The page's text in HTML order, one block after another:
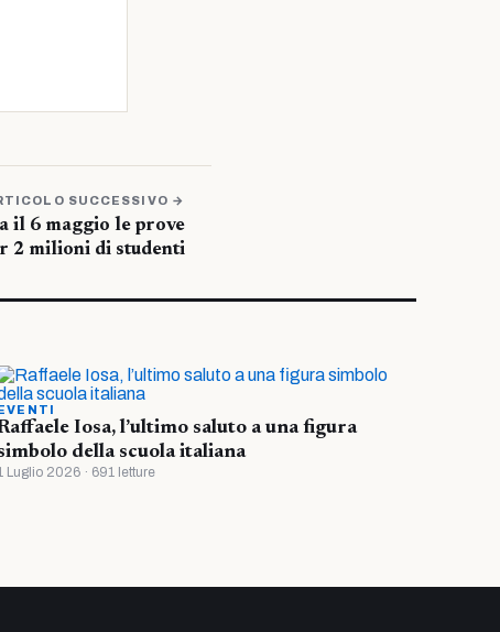
SUCCESSIVO →
il 6 maggio le prove
2 milioni di studenti
EVENTI
Iosa, l’ultimo saluto a una figura
della scuola italiana
Luglio 2026 · 691 letture